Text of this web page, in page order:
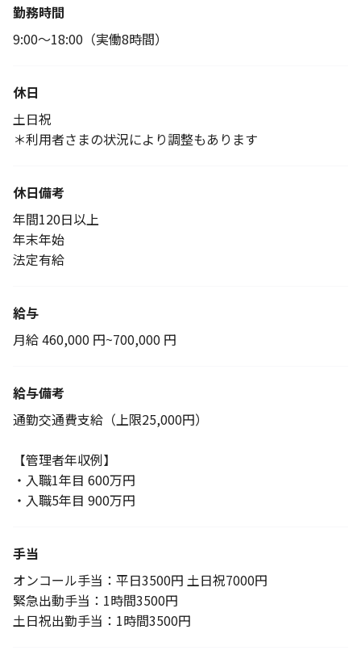
勤務時間
9:00～18:00（実働8時間）
休日
土日祝
＊利用者さまの状況により調整もあります
休日備考
年間120日以上
年末年始
法定有給
給与
月給 460,000 円~700,000 円
給与備考
通勤交通費支給（上限25,000円）
【管理者年収例】
・入職1年目 600万円
・入職5年目 900万円
手当
オンコール手当：平日3500円 土日祝7000円
緊急出動手当：1時間3500円
土日祝出勤手当：1時間3500円